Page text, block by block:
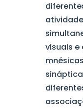
visuais